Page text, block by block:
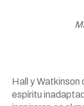
Hall y Watkinson
espíritu